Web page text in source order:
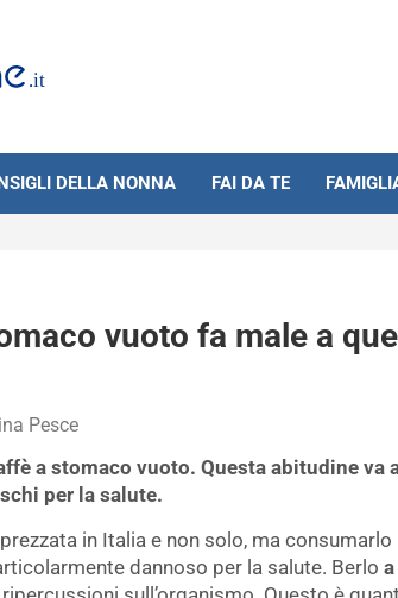
DELLA NONNA FAI DA TE
vuoto fa male a
Pesce
a stomaco vuoto. Questa abitudine va
per la salute.
in Italia e non solo, ma
dannoso per la salute. Berlo